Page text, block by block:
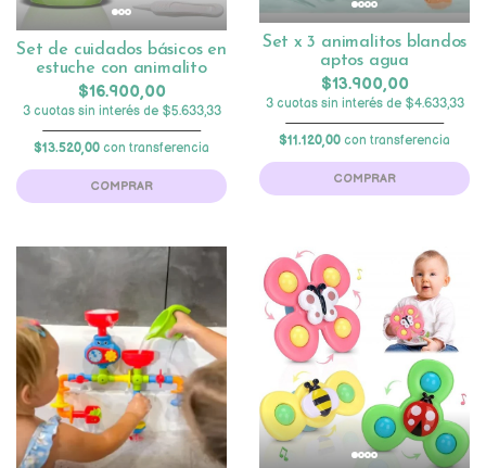
Set de cuidados básicos en
estuche con animalito
$16.900,00
3 cuotas sin interés de $5.633,33
$13.520,00 con transferencia
COMPRAR
Set x 3 animalitos blandos
aptos agua
$13.900,00
3 cuotas sin interés de $4.633,33
$11.120,00 con transferencia
COMPRAR